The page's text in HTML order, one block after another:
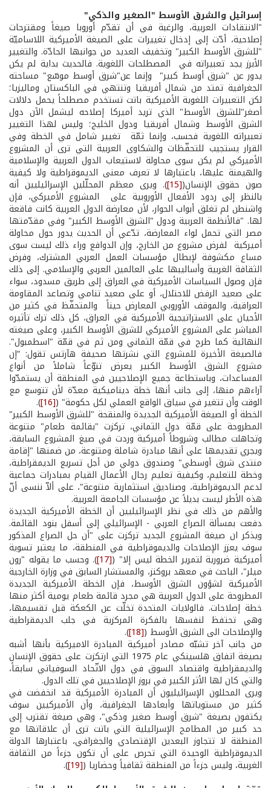
إسرائيل والشرق الأوسط "الصغير والذكي"
"الانتقادات العربية، والرغبة في أن تقدّم أوروبا صيغاً ومقترحات
إصلاحية، أدّت إلى إدخال تغييرات على الصيغة الأميركية اللاساميّة
"للشرق الأوسط الكبير" وتخفيف العديد من جوانبها الحادّة. والتغيير
الأبرز يجد تعبيراته في المصطلحات اللغوية. فالحديث بداية لم يكن
يدور عن "شرق أوسط كبير" وإنما عن"شرق أوسط موسّع" مساحته
الجغرافية تمتد من شمال أفريقيا وتنتهي في الباكستان وماليزيا؛
لكن التعبيرات اللغوية الأميركية باتت تستخدم مصطلحاً يحمل دلالات
أصغر"للشرق الأوسط" الذي تريد أميركا إصلاحه ليشمل الآن دول
الشرق الأوسط وشمال أفريقيا ودول الخليج؛ وليس لهذا التغيير
تعبيراته اللغوية فحسب، وإنما ثمّة تغيير شامل في الخطة وفي
القرار يستجيب للتحفّظات والشكاوى العربية التي ترى أن المشروع
الأميركي لم يكن سوى محاولة لاستيعاب الدول العربية والإسلامية
والهيمنة عليها، باعتبارها لا تعرف معنى الديموقراطية ولا كيفية
صون حقوق الإنسان([15] ). ويرى معظم المحلّلين الإسرائيليين أنه
بالنظر إلى ردود الأفعال الأوروبية على المشروع الأميركي، فإن
واشنطن لم تغلق أبواب الحوار، لأن معارضة الدول العربية كانت فاقعة
لها. "فالأنظمة العربية ودول "الشرق الأوسط الكبير" وفي مقدّمتها
مصر التي تحمل لواء المعارضة، تدّعي أن الحديث يدور حول محاولة
أميركية لفرض مشروع من الخارج، وإن الدوافع وراء ذلك ليست سوى
مساع مكشوفة لإبطال مؤسسات العمل العربي المشترك، وفرض
الثقافة الغربية وأساليبها على العالمين العربي والإسلامي. إلى ذلك
فإن وصول السياسات الأميركية في العراق إلى طريق مسدود، سواء
على صعيد الرفض للاحتلال، أو على صعيد تنامي وتصاعد المقاومة
العراقية، والموقف الأوروبي المعارض حيناً والمتحفّظ في كثير من
الأحيان على الاستراتيجية الأميركية في العراق، كل ذلك ترك تأثيره
المباشر على المشروع الأميركي للشرق الأوسط الكبير، وعلى صيغته
النهائية كما طرح في قمّة الثماني ومن ثم في قمّة "اسطمبول".
فالصيغة الأخيرة للمشروع التي نشرتها صحيفة هآرتس تقول: “إن
مشروع الشرق الأوسط الكبير يعرض تنوّعاً شاملاً من أنواع
المساعدات، وباستطاعة جميع الإصلاحيين في المنطقة أن يستمدّوا
آراءهم منها، إلى جانب أنها خطة ديناميكية معدّة لأن تتوسع مع
الوقت وأن تتغير في سياق الواقع العملي لكل حكومة" ([16]
).
الخطة أو الصيغة الأميركية الجديدة والمنقحة "للشرق الأوسط الكبير"
المطروحة على قمّة دول الثماني، تركزت "بقائمة طعام" متنوعة
وتجاهلت مطالب وشروطاً أميركية وردت في صيغ المشروع السابقة،
ويجري تقديمها على أنها مبادرة شاملة ومتنوعة، من ضمنها "إقامة
منتدى شرق أوسطي" وصندوق دولي من أجل تسريع الديمقراطية،
وخطة للتعليم، وكيفية تعليم رجال الأعمال القيام بمبادرات جماعية
لدعم الديموقراطية، وصناديق استثمارية متنوعة"، على ألاّ ننسى أنّ
هذه الأطر ليست بديلاً عن مؤسسات الجامعة العربية.
والأهم من ذلك في نظر الإسرائيليين أن الخطة الأميركية الجديدة
دفعت بمسألة الصراع العربي - الإسرائيلي إلى أسفل بنود القائمة.
ويذكر ان صيغة المشروع الجديد تركزت على "أن حل الصراع المذكور
سوف يعزز الإصلاحات والديموقراطية في المنطقة، ما يعتبر تسوية
أميركية ضرورية لتمرير الخطة ليس إلا" ([17] ). وحسب ما يقوله "رون
ميلر"، الباحث في معهد بروكنز، والمستشار السابق في وزارة الخارجية
الأميركية لشؤون الشرق الأوسط، فإن الخطة الأميركية الجديدة
المطروحة على الدول العربية هي مجرد قائمة طعام يومية أكثر منها
خطة إصلاحات. فالولايات المتحدة تخلّت عن الكعكة قبل تقسيمها،
وهي تحتفظ لنفسها بالفكرة المركزية في جلب الديمقراطية
والإصلاحات الى الشرق الأوسط ([18]
).
من جانب آخر تشبّه مصادر أميركية المبادرة الاميركية بأنها أشبه
بصيغة اتفاق هلسينكي عام 1975 التي ارتكزت على حقوق الإنسان
والديمقراطية واقتصاد السوق في دول الاتّحاد السوفياتي سابقاً،
والتي كان لها الأثر الكبير في بروز الإصلاحيين في تلك الدول.
ويرى المحللون الإسرائيليون أن المبادرة الأميركية قد انخفضت في
كثير من مستوياتها وأبعادها الجغرافية، وأن الأميركيين سوف
يكتفون بصيغة "شرق أوسط صغير وذكي"، وهي صيغة تقترب إلى
حد كبير من المطامح الإسرائيلية التي باتت ترى أن علاقاتها مع
المنطقة لا تتجاوز البعدين الإقتصادي والجغرافي، باعتبارها الدولة
الديموقراطية الوحيدة التي تحرص على أن تكون جزءاً من الثقافة
الغربية، وليس جزءاً من المنطقة ثقافياً وحضاريا ([19]
).